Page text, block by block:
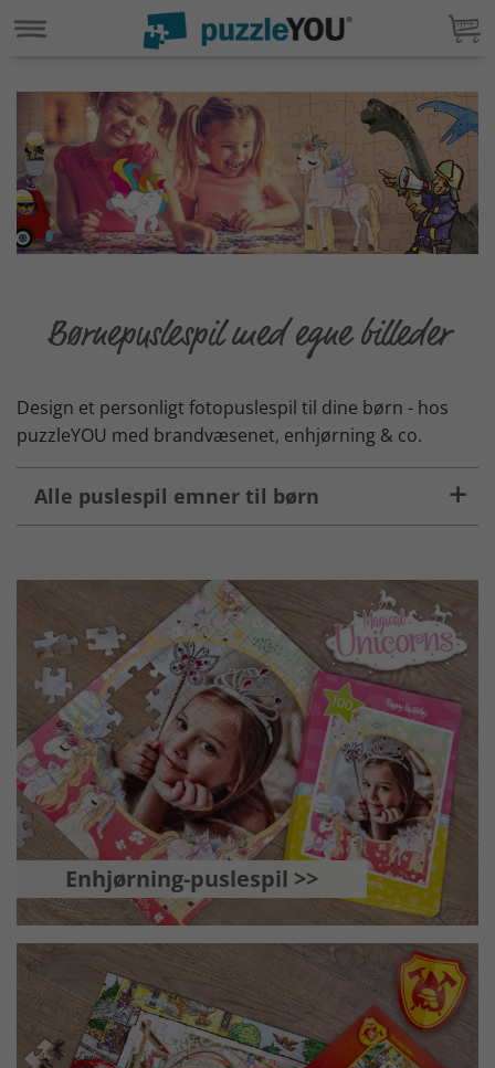
Børnepuslespil med egne billeder
Design et personligt fotopuslespil til dine børn - hos
puzzleYOU med brandvæsenet, enhjørning & co.
Alle puslespil emner til børn
Enhjørning-puslespil >>